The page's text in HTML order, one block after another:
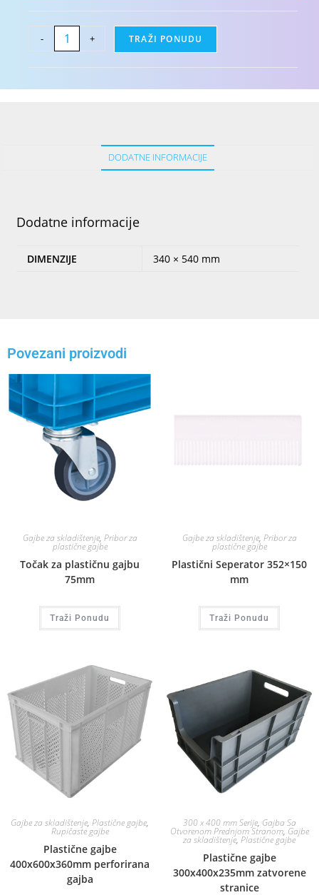
- + TRAŽI PONUDU
DODATNE INFORMACIJE
Dodatne informacije
DIMENZIJE 340 × 540 mm
Povezani proizvodi
Gajbe za skladištenje, Pribor za
plastične gajbe
Točak za plastičnu gajbu
75mm
Traži Ponudu
Gajbe za skladištenje, Pribor za
plastične gajbe
Plastični Seperator 352×150
mm
Traži Ponudu
Gajbe za skladištenje, Plastične gajbe,
Rupičaste gajbe
Plastične gajbe
400x600x360mm perforirana
gajba
300 x 400 mm Serije, Gajba Sa
Otvorenom Prednjom Stranom, Gajbe
za skladištenje, Plastične gajbe
Plastične gajbe
300x400x235mm zatvorene
stranice